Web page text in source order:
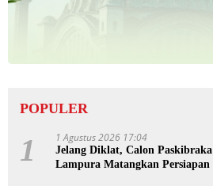
POPULER
1 1 Agustus 2026 17:04
Jelang Diklat, Calon Paskibraka
Lampura Matangkan Persiapan